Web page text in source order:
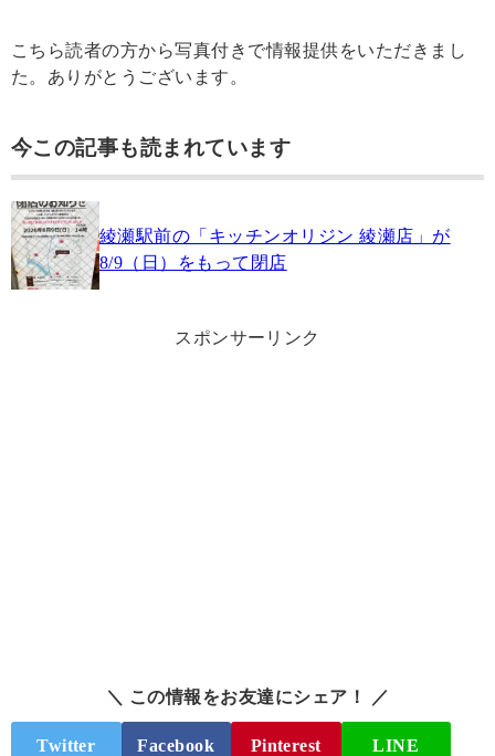
こちら読者の方から写真付きで情報提供をいただきまし
た。ありがとうございます。
今この記事も読まれています
綾瀬駅前の「キッチンオリジン 綾瀬店」が
8/9（日）をもって閉店
スポンサーリンク
＼ この情報をお友達にシェア！ ／
Twitter Facebook Pinterest LINE